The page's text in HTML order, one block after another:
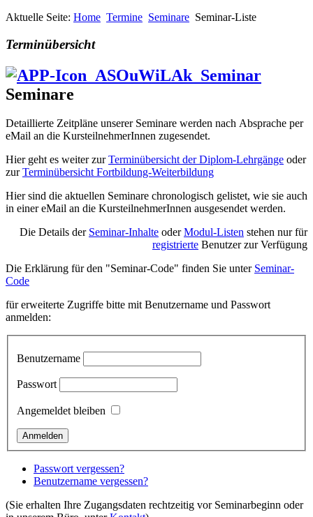
Aktuelle Seite: Home Termine Seminare Seminar-Liste
Terminübersicht
Seminare
Detaillierte Zeitpläne unserer Seminare werden nach Absprache per
eMail an die KursteilnehmerInnen zugesendet.
Hier geht es weiter zurTerminübersicht der Diplom-Lehrgänge oder
zurTerminübersicht Fortbildung-Weiterbildung
Hier sind die aktuellen Seminare chronologisch gelistet, wie sie auch
in einer eMail an die KursteilnehmerInnen ausgesendet werden.
Die Details der Seminar-Inhalte oderModul-Listen stehen nur für
registrierte Benutzer zur Verfügung
Die Erklärung für den "Seminar-Code" finden Sie unter Seminar-
Code
für erweiterte Zugriffe bitte mit Benutzername und Passwort
anmelden:
Benutzername
Passwort
Angemeldet bleiben
Passwort vergessen?
Benutzername vergessen?
(Sie erhalten Ihre Zugangsdaten rechtzeitig vor Seminarbeginn oder